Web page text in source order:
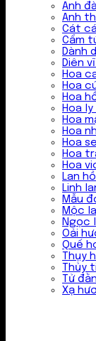
Anh
Anh
Cát
Cẩm
Dành
Diên
Hoa
Hoa
Hoa
Hoa ly
Hoa
Hoa
Hoa
Hoa
Hoa
Lan
Linh
Mẫu
Mộc
Ngọc
Oải
Quế
Thụy
Thủy
Tử
Xạ